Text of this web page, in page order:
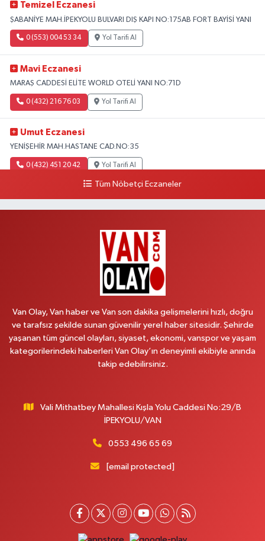
Temizel Eczanesi
ŞABANİYE MAH.İPEKYOLU BULVARI DIŞ KAPI NO:175AB FORT BAYİSİ YANI
0 (553) 004 53 34 Yol Tarifi Al
Mavi Eczanesi
MARAŞ CADDESİ ELİTE WORLD OTELİ YANI NO:71D
0 (432) 216 76 03 Yol Tarifi Al
Umut Eczanesi
YENİŞEHİR MAH.HASTANE CAD.NO:35
0 (432) 451 20 42 Yol Tarifi Al
VALİ MİTHAT BEY MAH.SIHKE CAD.HZ.ÖMER CAMİ YANI NO:6B
Yol Tarifi Al
ÜNİVERSİTE HASTANESİ DÖNÜŞÜ KAMPÜS GALERİCİLER SİTESİ YANI
Kumsal Eczanesi
ORTA MAH.MUSLİH GÖRENTAŞ BULVARI,GİMPAŞ MARKET YANI NO:62 B
Yol Tarifi Al
VALİ MİTHAT BEY MAH. DEFTERDARLIK CAD. MİLANO HOTEL YANI
DOĞUŞ MARKET KARŞISI NO:20 B
Yol Tarifi Al
Gündüz Eczanesi
0 (432) 712 27 27 Yol Tarifi Al
Nesli Eczanesi
Tüm Nöbetçi Eczaneler
Van Olay, Van haber ve Van son dakika gelişmelerini hızlı, doğru
ve tarafsız şekilde sunan güvenilir yerel haber sitesidir. Şehirde
yaşanan tüm güncel olayları, siyaset, ekonomi, vanspor ve yaşam
kategorilerindeki haberleri Van Olay’ın deneyimli ekibiyle anında
takip edebilirsiniz.
Vali Mithatbey Mahallesi Kışla Yolu Caddesi No:29/B
İPEKYOLU/VAN
0553 496 65 69
[email protected]